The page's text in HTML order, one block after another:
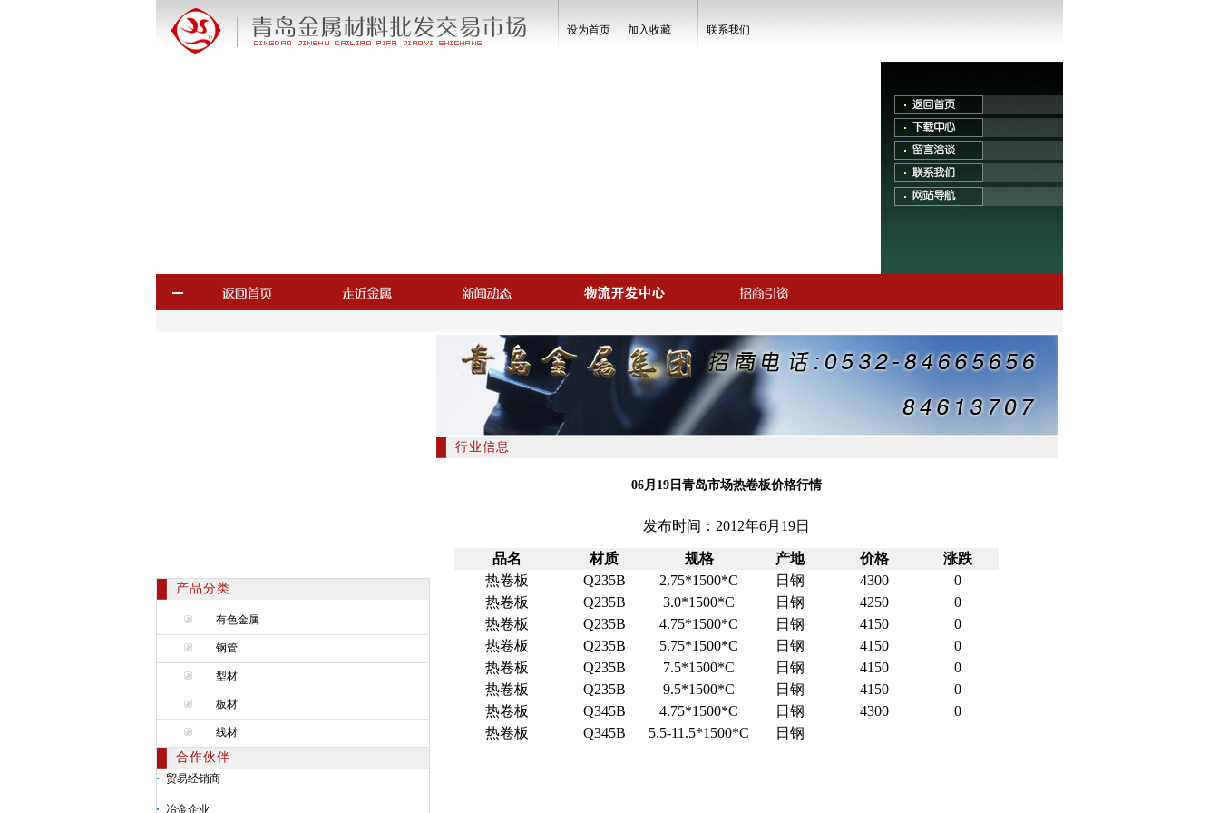
设为首页 加入收藏 联系我们
产品分类
有色金属
钢管
型材
板材
线材
合作伙伴
贸易经销商
冶金企业
行业信息
06月19日青岛市场热卷板价格行情
发布时间：2012年6月19日
品名 材质 规格 产地 价格
涨跌
热卷板
Q235B 2.75*1500*C 日钢 4300
0
热卷板
Q235B 3.0*1500*C 日钢 4250
0
热卷板
Q235B 4.75*1500*C 日钢 4150
0
热卷板
Q235B 5.75*1500*C 日钢 4150
0
热卷板
Q235B 7.5*1500*C 日钢 4150
0
热卷板
Q235B 9.5*1500*C 日钢 4150
0
热卷板
Q345B 4.75*1500*C 日钢 4300
0
热卷板
Q345B 5.5-11.5*1500*C 日钢